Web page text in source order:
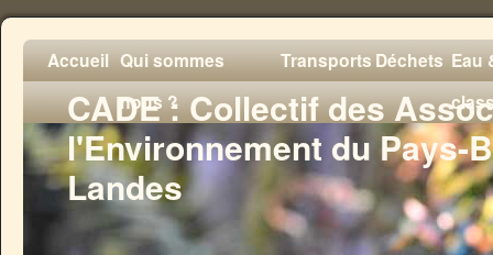
CADE : Collectif des
l'Environnement du Pays-
Landes
Accueil Qui sommes
nous ?
TransportsDéchets Eau